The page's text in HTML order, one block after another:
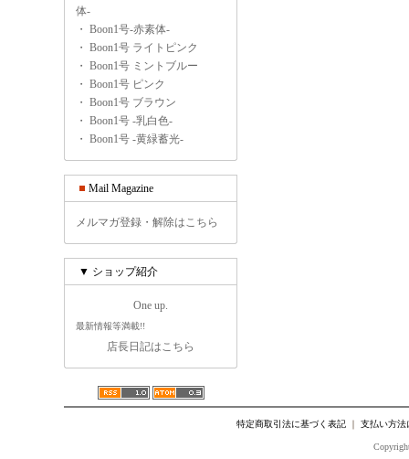
体-
・ Boon1号-赤素体-
・ Boon1号 ライトピンク
・ Boon1号 ミントブルー
・ Boon1号 ピンク
・ Boon1号 ブラウン
・ Boon1号 -乳白色-
・ Boon1号 -黄緑蓄光-
Mail Magazine
メルマガ登録・解除はこちら
▼ ショップ紹介
One up.
最新情報等満載!!
店長日記はこちら
特定商取引法に基づく表記｜ 支払い方法